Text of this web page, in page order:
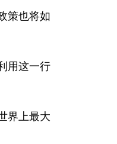
策也将如
用这一行
界上最大